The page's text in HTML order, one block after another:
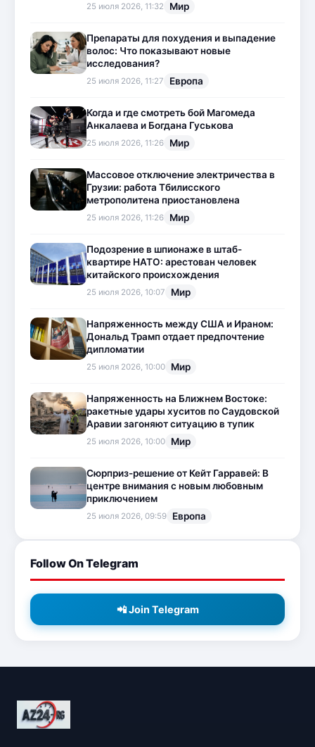
25 июля 2026, 11:32 Мир
Препараты для похудения и выпадение
волос: Что показывают новые
исследования?
25 июля 2026, 11:27 Европа
Когда и где смотреть бой Магомеда
Анкалаева и Богдана Гуськова
25 июля 2026, 11:26 Мир
Массовое отключение электричества в
Грузии: работа Тбилисского
метрополитена приостановлена
25 июля 2026, 11:26 Мир
Подозрение в шпионаже в штаб-
квартире НАТО: арестован человек
китайского происхождения
25 июля 2026, 10:07 Мир
Напряженность между США и Ираном:
Дональд Трамп отдает предпочтение
дипломатии
25 июля 2026, 10:00 Мир
Напряженность на Ближнем Востоке:
ракетные удары хуситов по Саудовской
Аравии загоняют ситуацию в тупик
25 июля 2026, 10:00 Мир
Сюрприз-решение от Кейт Гарравей: В
центре внимания с новым любовным
приключением
25 июля 2026, 09:59 Европа
Follow On Telegram
📲 Join Telegram